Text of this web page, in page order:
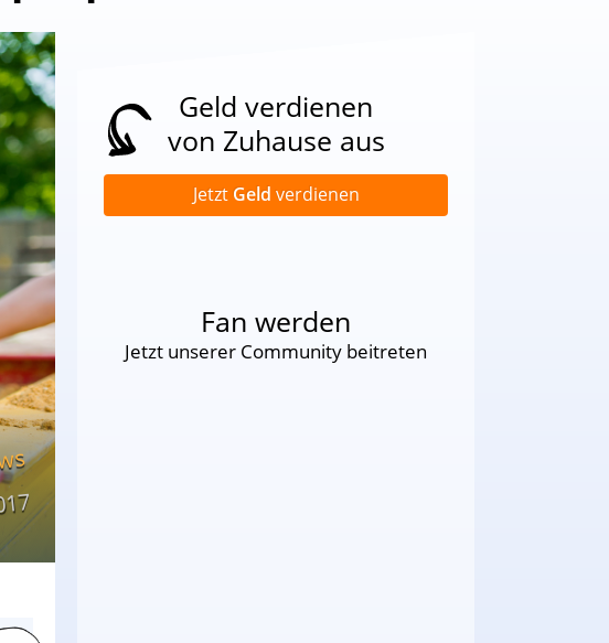
Geld verdienen
von Zuhause aus
Jetzt Geld verdienen
Fan werden
Jetzt unserer Community beitreten